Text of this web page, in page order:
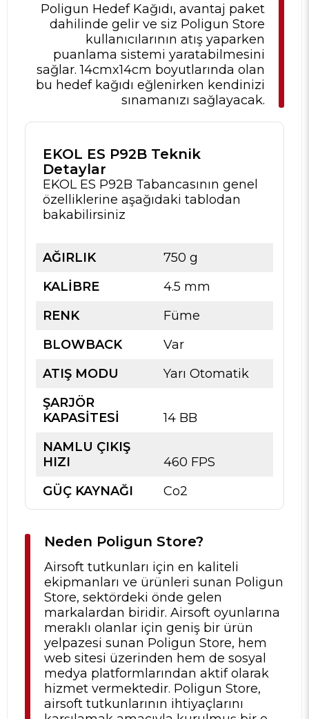
Poligun Hedef Kağıdı, avantaj paket
dahilinde gelir ve siz Poligun Store
kullanıcılarının atış yaparken
puanlama sistemi yaratabilmesini
sağlar. 14cmx14cm boyutlarında olan
bu hedef kağıdı eğlenirken kendinizi
sınamanızı sağlayacak.
EKOL ES P92B Teknik
Detaylar
EKOL ES P92B Tabancasının genel
özelliklerine aşağıdaki tablodan
bakabilirsiniz
AĞIRLIK
750 g
KALİBRE
4.5 mm
RENK
Füme
BLOWBACK
Var
ATIŞ MODU
Yarı Otomatik
ŞARJÖR
KAPASİTESİ
14 BB
NAMLU ÇIKIŞ
HIZI
460 FPS
GÜÇ KAYNAĞI
Co2
Neden Poligun Store?
Airsoft tutkunları için en kaliteli
ekipmanları ve ürünleri sunan Poligun
Store, sektördeki önde gelen
markalardan biridir. Airsoft oyunlarına
meraklı olanlar için geniş bir ürün
yelpazesi sunan Poligun Store, hem
web sitesi üzerinden hem de sosyal
medya platformlarından aktif olarak
hizmet vermektedir. Poligun Store,
airsoft tutkunlarının ihtiyaçlarını